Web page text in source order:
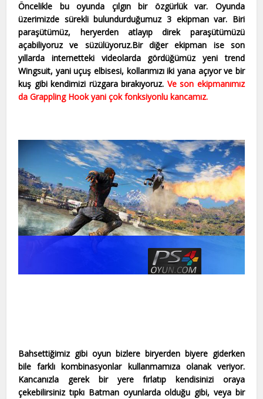
Öncelikle bu oyunda çılgın bir özgürlük var. Oyunda
üzerimizde sürekli bulundurduğumuz 3 ekipman var. Biri
paraşütümüz, heryerden atlayıp direk paraşütümüzü
açabiliyoruz ve süzülüyoruz.Bir diğer ekipman ise son
yıllarda internetteki videolarda gördüğümüz yeni trend
Wingsuit, yani uçuş elbisesi, kollarımızı iki yana açıyor ve bir
kuş gibi kendimizi rüzgara bırakıyoruz. Ve son ekipmanımız
da Grappling Hook yani çok fonksiyonlu kancamız.
Bahsettiğimiz gibi oyun bizlere biryerden biyere giderken
bile farklı kombinasyonlar kullanmamıza olanak veriyor.
Kancanızla gerek bir yere fırlatıp kendisinizi oraya
çekebilirsiniz tıpkı Batman oyunlarda olduğu gibi, veya bir